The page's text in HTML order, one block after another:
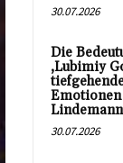
30.07.2026
Die
‚Lubimiy
30.07.2026